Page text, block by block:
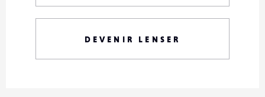
DEVENIR LENSER